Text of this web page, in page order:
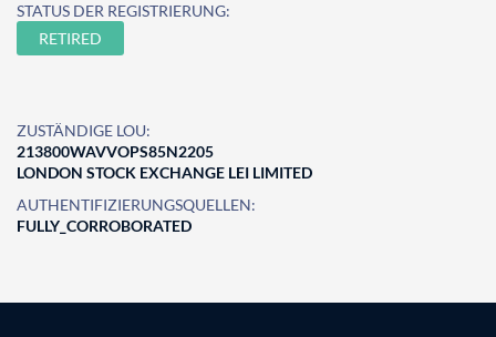
STATUS DER REGISTRIERUNG:
RETIRED
ZUSTÄNDIGE LOU:
213800WAVVOPS85N2205
LONDON STOCK EXCHANGE LEI LIMITED
AUTHENTIFIZIERUNGSQUELLEN:
FULLY_CORROBORATED